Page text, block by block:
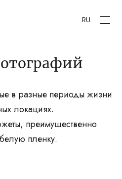
RU
в разные периоды жизни
локациях.
преимущественно
пленку.